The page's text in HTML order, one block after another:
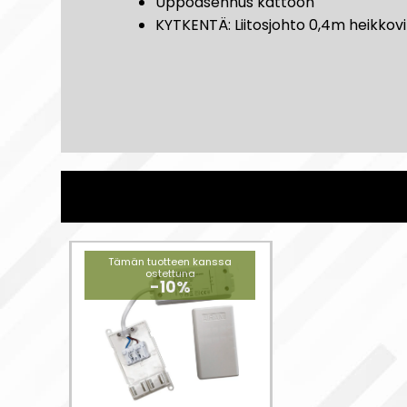
KYTKENTÄ: Liitosjohto 0,4m
Tämän tuotteen kanssa
ostettuna
-10%